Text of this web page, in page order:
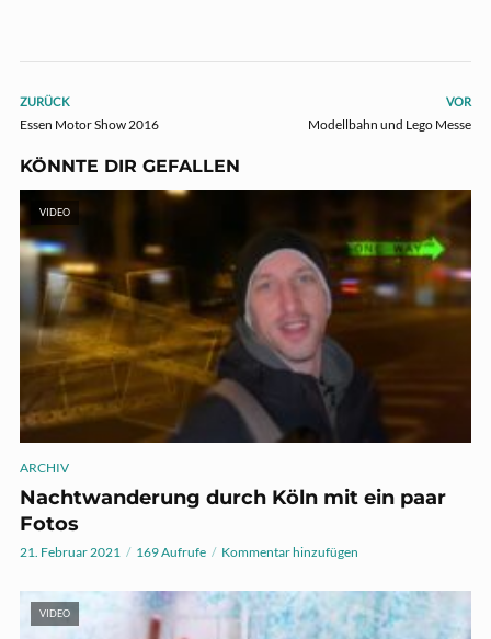
ZURÜCK
Essen Motor Show 2016
VOR
Modellbahn und Lego Messe
KÖNNTE DIR GEFALLEN
VIDEO
ARCHIV
Nachtwanderung durch Köln mit ein paar
Fotos
21. Februar 2021 169 Aufrufe Kommentar hinzufügen
VIDEO